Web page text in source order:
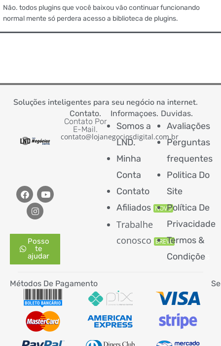
Não. todos plugins que você baixou vão continuar funcionando
normal mente só perdera acesso a biblioteca de plugins.
Soluções inteligentes para seu negócio na internet.
Posso
te
ajudar
Contato.
Contato Por
E-Mail.
contato@lojanegociosdigital.com.br
Informaçoes.
Somos a
LND.
Minha
Conta
Contato
Afiliados NOVO
Trabalhe
conosco BREVE
Duvidas.
Avaliações
Perguntas
frequentes
Politica Do
Site
Política De
Privacidade
Termos &
Condiçõe
Métodos De Pagamento